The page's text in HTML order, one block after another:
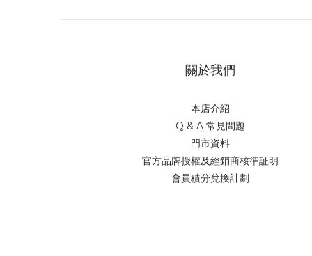
關於我們
本店介紹
Q & A 常見問題
門市資料
官方品牌授權及經銷商核準証明
會員積分兌換計劃